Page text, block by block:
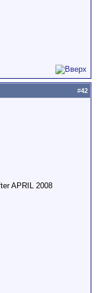
#42
APRIL 2008